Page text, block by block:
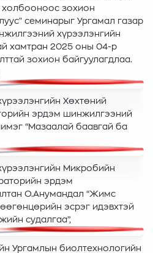
холбооноос зохион
семинарыг Ургамал газар
хүрээлэнгийн
хамтран 2025 оны 04-р
зохион байгуулагдлаа.
Хөхтөний
эрдэм шинжилгээний
“Мазаалай баавгай ба
Микробийн
эрдэм
О.Анумандал “Жимс
эсрэг идэвхтэй
судалгаа”,
Ургамлын биолтехнологийн